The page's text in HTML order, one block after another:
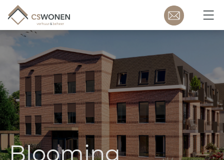
Blooming